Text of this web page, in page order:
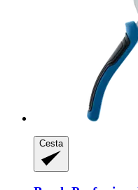
Cesta